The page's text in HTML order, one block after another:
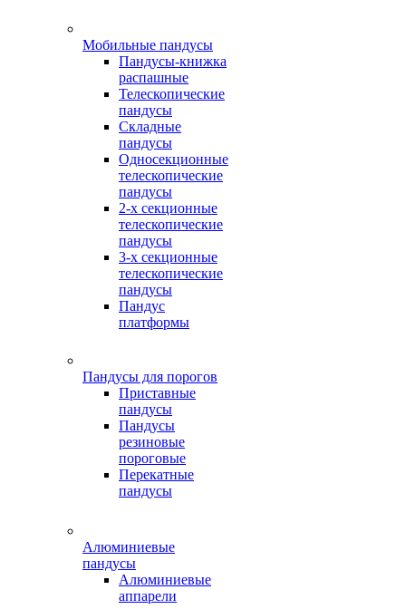
Мобильные пандусы
Пандусы-книжка
распашные
Телескопические
пандусы
Складные
пандусы
Односекционные
телескопические
пандусы
2-х секционные
телескопические
пандусы
3-х секционные
телескопические
пандусы
Пандус
платформы
Пандусы для порогов
Приставные
пандусы
Пандусы
резиновые
пороговые
Перекатные
пандусы
Алюминиевые
пандусы
Алюминиевые
аппарели